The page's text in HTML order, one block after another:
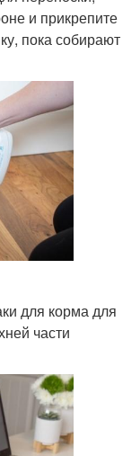
и прикрепите
пока собирают
для корма для
части